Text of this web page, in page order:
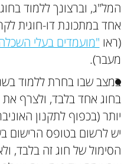
המל"ג, וברצונך ללמוד
אחד במתכונת דו-חוגית
(ראו "מועמדים בעלי
מעבר).
במצב שבו בחרת ללמוד
בחוג אחד בלבד, ולצרף
יותר (בכפוף לתקנון
יש לרשום בטופס הרישום
הסימול של חוג זה בלבד,